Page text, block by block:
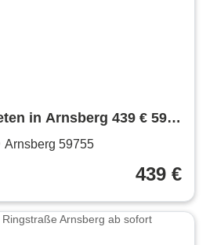
in Arnsberg 439 € 59
Arnsberg 59755
439 €